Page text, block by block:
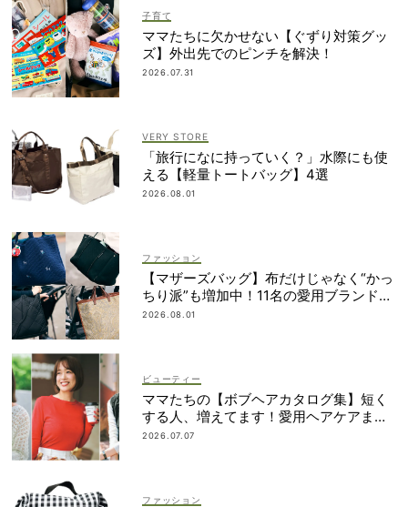
子育て
ママたちに欠かせない【ぐずり対策グッ
ズ】外出先でのピンチを解決！
2026.07.31
VERY STORE
「旅行になに持っていく？」水際にも使
える【軽量トートバッグ】4選
2026.08.01
ファッション
【マザーズバッグ】布だけじゃなく“かっ
ちり派”も増加中！11名の愛用ブランド
は？
2026.08.01
ビューティー
ママたちの【ボブヘアカタログ集】短く
する人、増えてます！愛用ヘアケアまで
全部見せ
2026.07.07
ファッション